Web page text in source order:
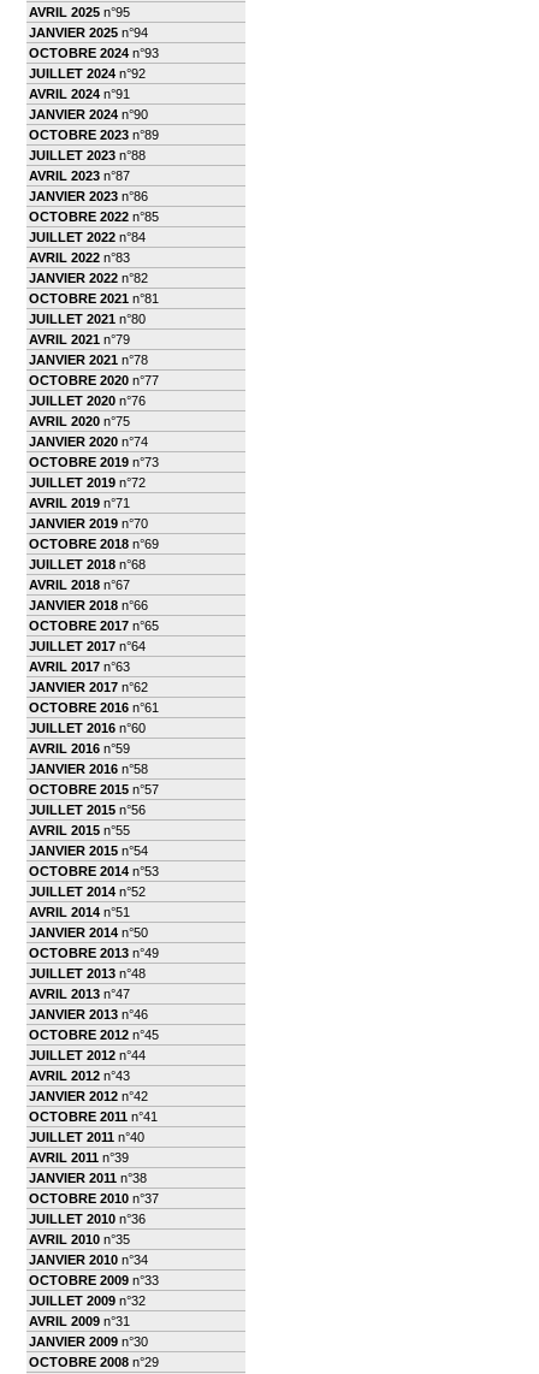
AVRIL 2025 n°95
JANVIER 2025 n°94
OCTOBRE 2024 n°93
JUILLET 2024 n°92
AVRIL 2024 n°91
JANVIER 2024 n°90
OCTOBRE 2023 n°89
JUILLET 2023 n°88
AVRIL 2023 n°87
JANVIER 2023 n°86
OCTOBRE 2022 n°85
JUILLET 2022 n°84
AVRIL 2022 n°83
JANVIER 2022 n°82
OCTOBRE 2021 n°81
JUILLET 2021 n°80
AVRIL 2021 n°79
JANVIER 2021 n°78
OCTOBRE 2020 n°77
JUILLET 2020 n°76
AVRIL 2020 n°75
JANVIER 2020 n°74
OCTOBRE 2019 n°73
JUILLET 2019 n°72
AVRIL 2019 n°71
JANVIER 2019 n°70
OCTOBRE 2018 n°69
JUILLET 2018 n°68
AVRIL 2018 n°67
JANVIER 2018 n°66
OCTOBRE 2017 n°65
JUILLET 2017 n°64
AVRIL 2017 n°63
JANVIER 2017 n°62
OCTOBRE 2016 n°61
JUILLET 2016 n°60
AVRIL 2016 n°59
JANVIER 2016 n°58
OCTOBRE 2015 n°57
JUILLET 2015 n°56
AVRIL 2015 n°55
JANVIER 2015 n°54
OCTOBRE 2014 n°53
JUILLET 2014 n°52
AVRIL 2014 n°51
JANVIER 2014 n°50
OCTOBRE 2013 n°49
JUILLET 2013 n°48
AVRIL 2013 n°47
JANVIER 2013 n°46
OCTOBRE 2012 n°45
JUILLET 2012 n°44
AVRIL 2012 n°43
JANVIER 2012 n°42
OCTOBRE 2011 n°41
JUILLET 2011 n°40
AVRIL 2011 n°39
JANVIER 2011 n°38
OCTOBRE 2010 n°37
JUILLET 2010 n°36
AVRIL 2010 n°35
JANVIER 2010 n°34
OCTOBRE 2009 n°33
JUILLET 2009 n°32
AVRIL 2009 n°31
JANVIER 2009 n°30
OCTOBRE 2008 n°29